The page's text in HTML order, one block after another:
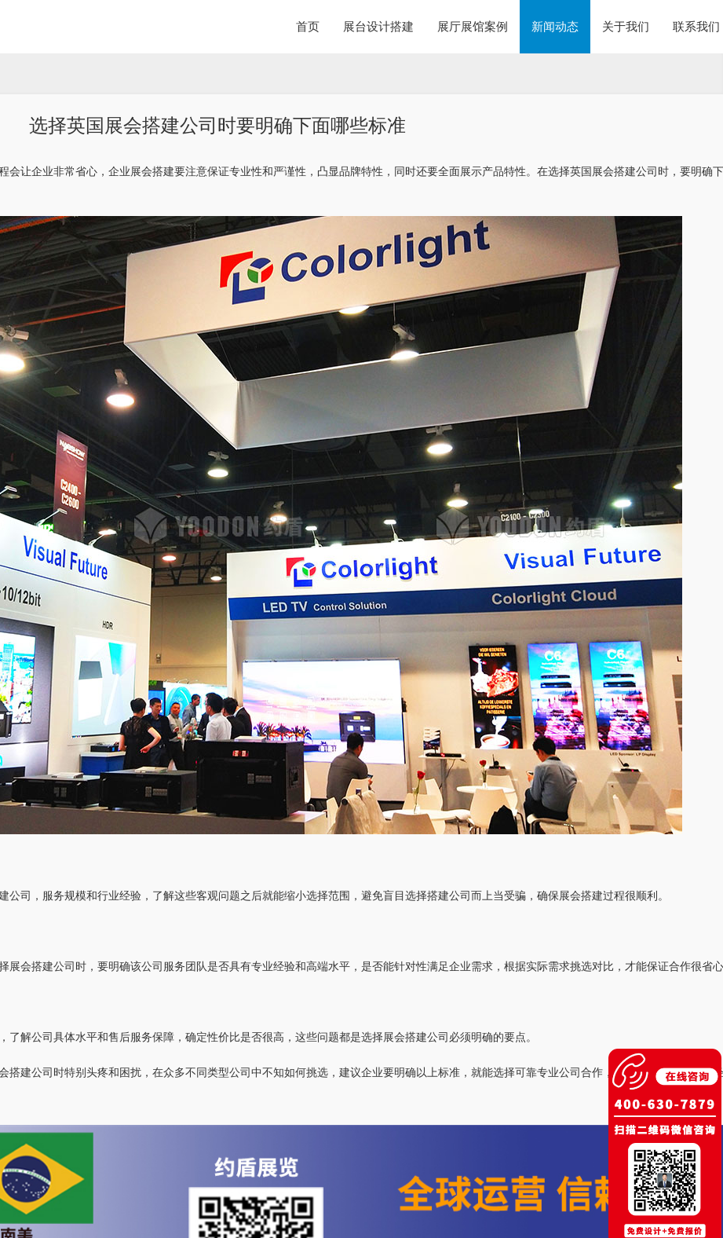
首页 展台设计搭建 展厅展馆案例 新闻动态 关于我们 联系我们
选择英国展会搭建公司时要明确下面哪些标准
会让企业非常省心，企业展会搭建要注意保证专业性和严谨性，凸显品牌特性，同时还要全面展示产品特性。在选择英国展会搭建公司时，要明确
司，服务规模和行业经验，了解这些客观问题之后就能缩小选择范围，避免盲目选择搭建公司而上当受骗，确保展会搭建过程很顺利。
展会搭建公司时，要明确该公司服务团队是否具有专业经验和高端水平，是否能针对性满足企业需求，根据实际需求挑选对比，才能保证合作很省
解公司具体水平和售后服务保障，确定性价比是否很高，这些问题都是选择展会搭建公司必须明确的要点。
建公司时特别头疼和困扰，在众多不同类型公司中不知如何挑选，建议企业要明确以上标准，就能选择可靠专业公司合作，让展会搭建过程非常